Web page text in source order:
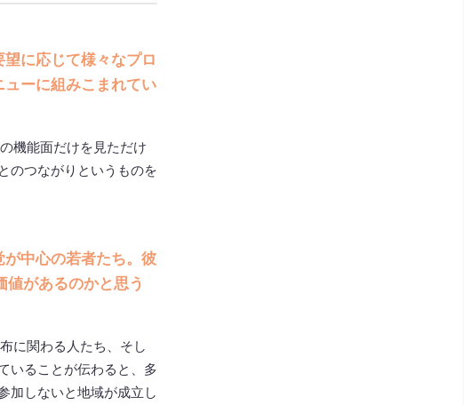
に応じて様々なプロ
ーに組みこまれてい
機能面だけを見ただけ
のつながりというものを
中心の若者たち。彼
があるのかと思う
に関わる人たち、そし
いることが伝わると、多
加しないと地域が成立し